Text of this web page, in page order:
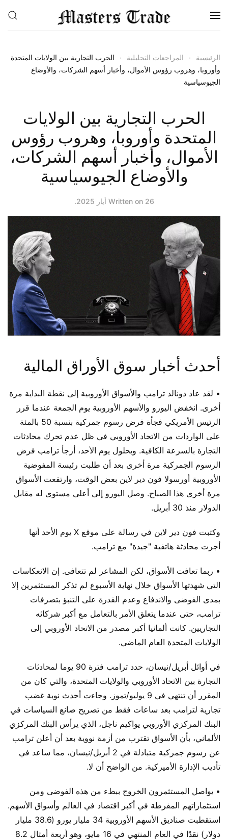
Skip to main content
الرئيسية المراجعات التحليلية
الحرب التجارية بين الولايات المتحدة
وأوروبا، وهروب رؤوس الأموال، وأخبار أسهم الشركات، والأوضاع
الجيوسياسية
الحرب التجارية بين الولايات
المتحدة وأوروبا، وهروب رؤوس
الأموال، وأخبار أسهم الشركات،
والأوضاع الجيوسياسية
Written on 26 أيار 2025 .
أحدث أخبار سوق الأوراق المالية
• لقد عاد دونالد ترامب والأسواق الأوروبية إلى نقطة البداية مرة
أخرى. انخفض اليورو والأسهم الأوروبية يوم الجمعة عندما قرر
الرئيس الأمريكي فجأة فرض رسوم جمركية بنسبة 50 بالمئة
على الواردات من الاتحاد الأوروبي في ظل عدم تحرك محادثات
التجارة بالسرعة الكافية. وبحلول يوم الأحد، أرجأ ترامب فرض
الرسوم الجمركية مرة أخرى بعد أن طلبت رئيسة المفوضية
الأوروبية أورسولا فون دير لاين بعض الوقت، وارتفعت الأسواق
مرة أخرى هذا الصباح. وصل اليورو إلى أعلى مستوى له مقابل
الدولار منذ 30 أبريل.
وكتبت فون دير لاين في رسالة على موقع X يوم الأحد أنها
أجرت محادثة هاتفية "جيدة" مع ترامب.
• ربما تعافت الأسواق، لكن المشاعر لم تتعافى. إن الانعكاسات
التي شهدتها الأسواق خلال نهاية الأسبوع لم تذكر المستثمرين إلا
بمدى الفوضى والاندفاع وعدم القدرة على التنبؤ بتصرفات
ترامب، حتى عندما يتعلق الأمر بالتعامل مع أكبر شركائه
التجاريين. كانت ألمانيا أكبر مصدر من الاتحاد الأوروبي إلى
الولايات المتحدة العام الماضي.
في أوائل أبريل/نيسان، حدد ترامب فترة 90 يوما لمحادثات
التجارة بين الاتحاد الأوروبي والولايات المتحدة، والتي كان من
المقرر أن تنتهي في 9 يوليو/تموز. وجاءت أحدث نوبة غضب
تجارية لترامب بعد ساعات فقط من تصريح صانع السياسات في
البنك المركزي الأوروبي يواكيم ناجل، الذي يرأس البنك المركزي
الألماني، بأن الأسواق تقترب من أزمة نووية بعد أن أعلن ترامب
عن رسوم جمركية متبادلة في 2 أبريل/نيسان، مما ساعد في
تأديب الإدارة الأميركية. من الواضح أن لا.
• يواصل المستثمرون الخروج ببطء من هذه الفوضى ومن
استثماراتهم المفرطة في أكبر اقتصاد في العالم وأسواق الأسهم.
استقطبت صناديق الأسهم الأوروبية 34 مليار يورو (38.6 مليار
دولار) نقدًا في العام المنتهي في 16 مايو، وهو أربعة أمثال 8.2